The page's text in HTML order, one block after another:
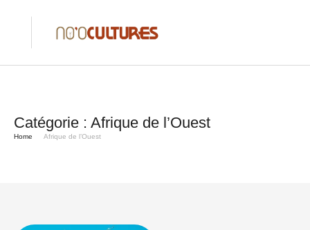
Catégorie : Afrique de l’Ouest
Home Afrique de l’Ouest